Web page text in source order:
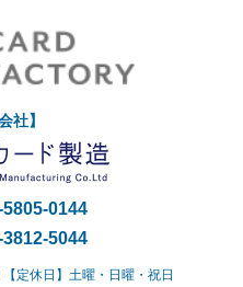
社】
5805-0144
3812-5044
定休日】土曜・日曜・祝日